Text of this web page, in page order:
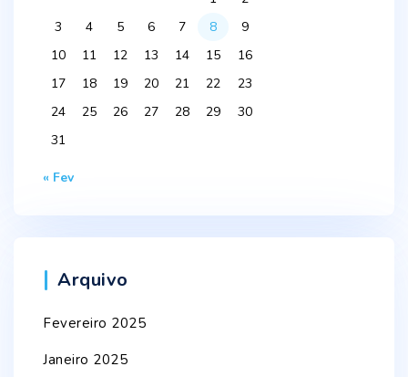
3
4 5 6 7 8
9
10
11 12 13 14 15
16
17
18 19 20 21 22
23
24
25 26 27 28 29
30
31
« Fev
Arquivo
Fevereiro 2025
Janeiro 2025